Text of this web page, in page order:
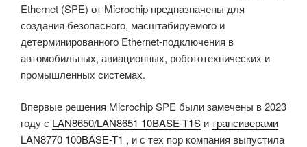
порта
10GbE
и
не
только»
Ethernet (SPE) от Microchip предназначены для
создания безопасного, масштабируемого и
детерминированного Ethernet-подключения в
автомобильных, авиационных, робототехнических и
промышленных системах.
Впервые решения Microchip SPE были замечены в 2023
году с LAN8650/LAN8651 10BASE-T1S итрансиверами
LAN8770 100BASE-T1 , и с тех пор компания выпустила